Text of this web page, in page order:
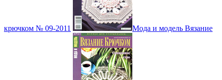
крючком № 09-2011 Мода и модель Вязание